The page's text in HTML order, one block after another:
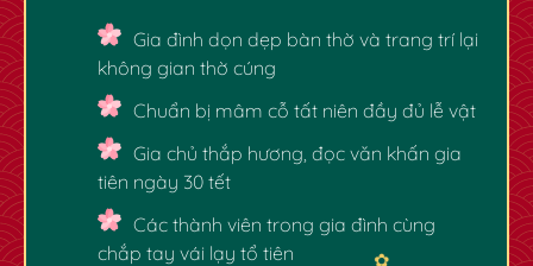
Gia đình dọn dẹp bàn thờ và trang trí lại
không gian thờ cúng
Chuẩn bị mâm cỗ tất niên đầy đủ lễ vật
Gia chủ thắp hương, đọc văn khấn gia
tiên ngày 30 tết
Các thành viên trong gia đình cùng
chắp tay vái lạy tổ tiên